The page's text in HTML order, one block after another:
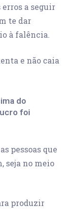
a seguir
te dar
à falência.
e não caia
do
foi
pessoas que
seja no meio
produzir